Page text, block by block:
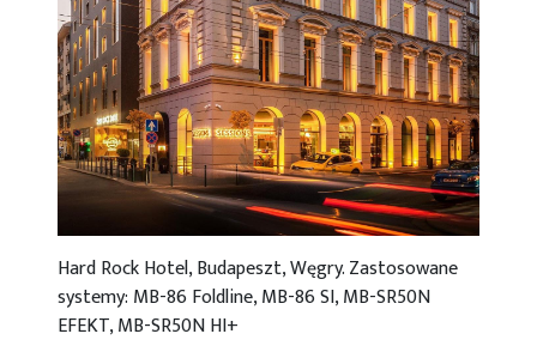
Hard Rock Hotel, Budapeszt, Węgry. Zastosowane
systemy: MB-86 Foldline, MB-86 SI, MB-SR50N
EFEKT, MB-SR50N HI+